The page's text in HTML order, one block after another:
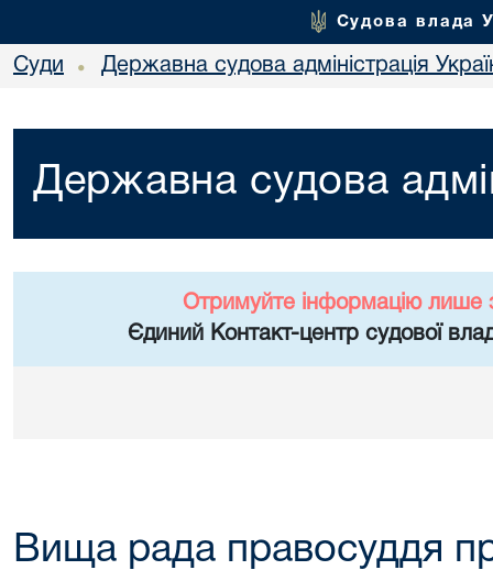
Судова влада
Суди • Державна судова адміністрація
Державна судова
Отримуйте інформацію лише
Єдиний Контакт-центр судової
Вища рада правосуддя